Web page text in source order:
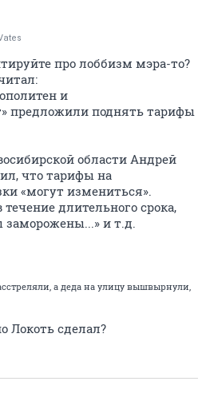
про лоббизм мэра-то?
и
предложили поднять тарифы
области Андрей
что тарифы на
«могут измениться».
длительного срока,
заморожены...» и т.д.
а деда на улицу вышвырнули,
Локоть сделал?